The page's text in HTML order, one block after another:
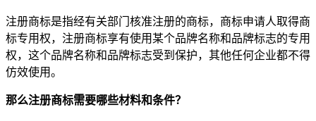
注册商标是指经有关部门核准注册的商标，商标申请人取得商
标专用权，注册商标享有使用某个品牌名称和品牌标志的专用
权，这个品牌名称和品牌标志受到保护，其他任何企业都不得
仿效使用。
那么注册商标需要哪些材料和条件？